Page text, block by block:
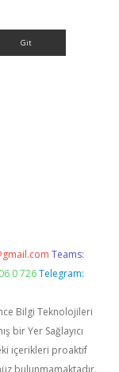
Teams:
0 726 Telegram:
Bilgi Teknolojileri
bir Yer Sağlayıcı
içerikleri proaktif
bulunmamaktadır.